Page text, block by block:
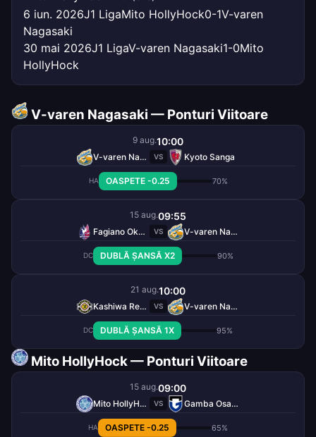
6 iun. 2026J1 LigaMito HollyHock0-1V-varen
Nagasaki
30 mai 2026J1 LigaV-varen Nagasaki1-0Mito
HollyHock
V-varen Nagasaki — Ponturi Viitoare
9 aug.10:00
V-varen Nagasaki VS Kyoto Sanga
HA OASPETE -0.25 70%
15 aug.09:55
Fagiano Okayama VS V-varen Nagasaki
DC DUBLĂ ȘANSĂ X2 90%
21 aug.10:00
Kashiwa Reysol VS V-varen Nagasaki
DC DUBLĂ ȘANSĂ 1X 95%
Mito HollyHock — Ponturi Viitoare
15 aug.09:00
Mito HollyHock VS Gamba Osaka
HA OASPETE -0.25 65%